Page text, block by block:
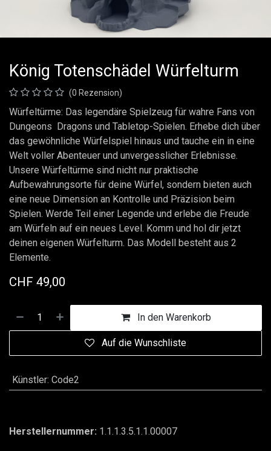
König Totenschädel Würfelturm
(0 Rezension)
Würfeltürme: Das legendäre Spielzeug für wahre Fans von
Dungeons Dragons und Tabletop-Spielen. Erhebe dich über
das gewöhnliche Würfelspiel hinaus und tauche ein in eine
Welt voller Abenteuer und unvergesslicher Erlebnisse.
Unsere Würfeltürme sind nicht nur praktische
Aufbewahrungsorte für deine Würfel, sondern bieten auch
eine neue Dimension an Kontrolle und Präzision beim
Spielen. Werde Teil einer Legende und erlebe die Freude
am Würfeln auf ein neues Level. Komm und hol dir jetzt
deinen eigenen Würfelturm. Das Modell besteht aus 2
Elemente.
CHF 49,00
In den Warenkorb
Auf die Wunschliste
Künstler: Code2
Herstellernummer: 1.1.1.3.5.1.1.00007